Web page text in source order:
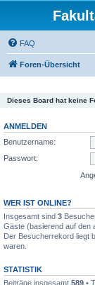
FAQ
Foren-Übersicht
Dieses Board hat keine
ANMELDEN
Benutzername:
Passwort:
WER IST ONLINE?
Insgesamt sind 3
Gäste (basierend auf den
Der Besucherrekord liegt
waren.
STATISTIK
Beiträge insgesamt 589 •